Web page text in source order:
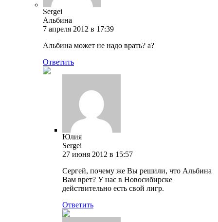
Sergei
Альбина
7 апреля 2012 в 17:39
Альбина может не надо врать? а?
Ответить
Юлия
Sergei
27 июня 2012 в 15:57
Сергей, почему же Вы решили, что Альбина
Вам врет? У нас в Новосибирске
действительно есть свой лигр.
Ответить